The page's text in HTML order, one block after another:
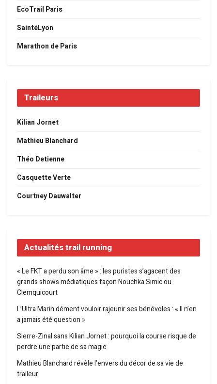
EcoTrail Paris
SaintéLyon
Marathon de Paris
Traileurs
Kilian Jornet
Mathieu Blanchard
Théo Detienne
Casquette Verte
Courtney Dauwalter
Actualités trail running
« Le FKT a perdu son âme » : les puristes s’agacent des
grands shows médiatiques façon Nouchka Simic ou
Clemquicourt
L’Ultra Marin dément vouloir rajeunir ses bénévoles : « Il n’en
a jamais été question »
Sierre-Zinal sans Kilian Jornet : pourquoi la course risque de
perdre une partie de sa magie
Mathieu Blanchard révèle l’envers du décor de sa vie de
traileur